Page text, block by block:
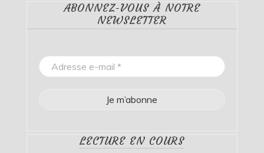
ABONNEZ-VOUS À NOTRE
NEWSLETTER
LECTURE EN COURS